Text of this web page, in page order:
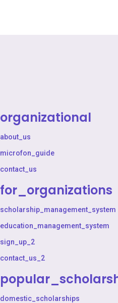
organizational
about_us
microfon_guide
contact_us
for_organizations
scholarship_management_system
education_management_system
sign_up_2
contact_us_2
domestic_scholarships